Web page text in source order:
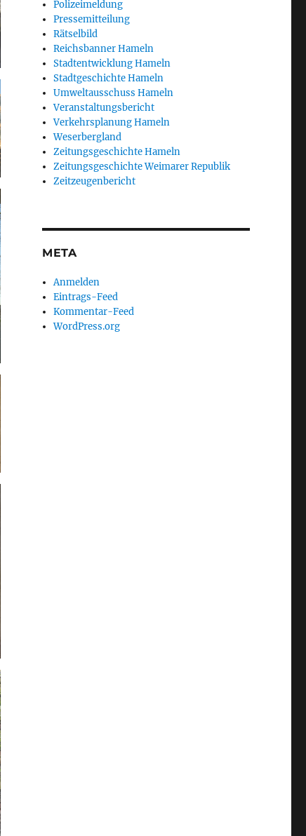
Polizeimeldung
Pressemitteilung
Rätselbild
Reichsbanner Hameln
Stadtentwicklung Hameln
Stadtgeschichte Hameln
Umweltausschuss Hameln
Veranstaltungsbericht
Verkehrsplanung Hameln
Weserbergland
Zeitungsgeschichte Hameln
Zeitungsgeschichte Weimarer Republik
Zeitzeugenbericht
META
Anmelden
Eintrags-Feed
Kommentar-Feed
WordPress.org